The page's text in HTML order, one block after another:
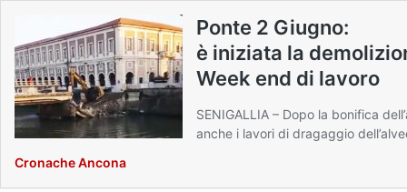
Ponte 2 Giugno:
è iniziata la
Week end di lavoro
SENIGALLIA – Dopo la bonifica
anche i lavori di dragaggio
Cronache Ancona